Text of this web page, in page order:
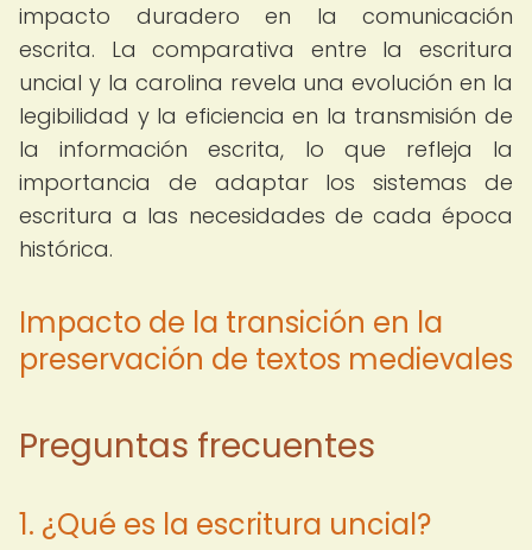
impacto duradero en la comunicación
escrita. La comparativa entre la escritura
uncial y la carolina revela una evolución en la
legibilidad y la eficiencia en la transmisión de
la información escrita, lo que refleja la
importancia de adaptar los sistemas de
escritura a las necesidades de cada época
histórica.
Impacto de la transición en la
preservación de textos medievales
Preguntas frecuentes
1. ¿Qué es la escritura uncial?